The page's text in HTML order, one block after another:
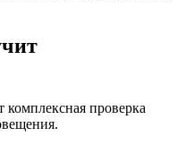
комплексная проверка